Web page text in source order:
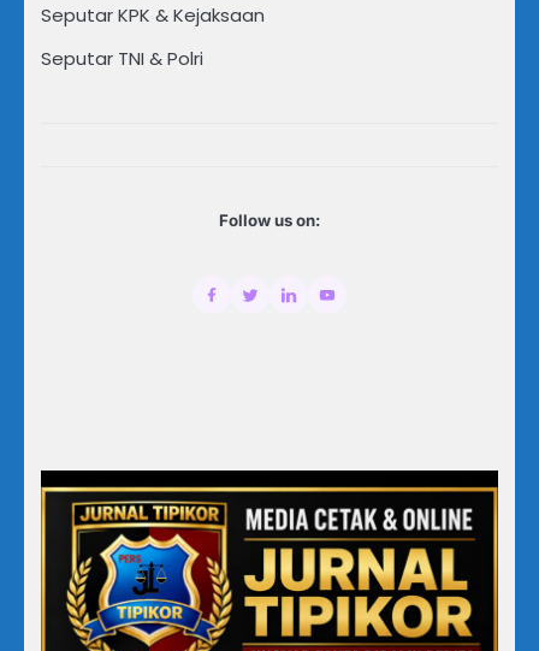
Seputar KPK & Kejaksaan
Seputar TNI & Polri
Follow us on: